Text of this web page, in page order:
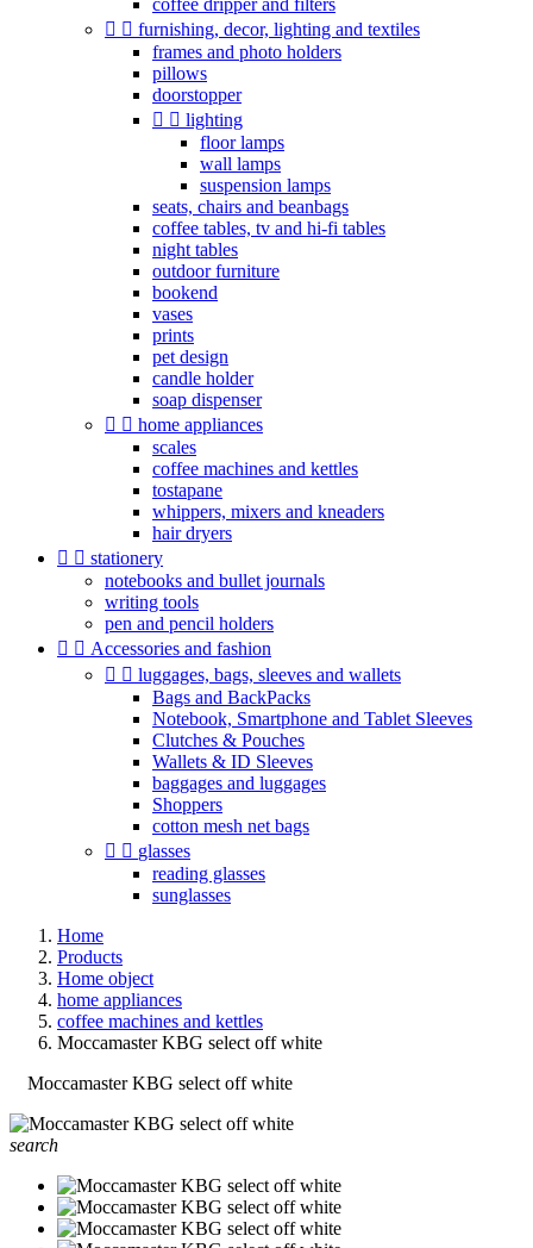
coffee dripper and filters
  furnishing, decor, lighting and textiles
frames and photo holders
pillows
doorstopper
  lighting
floor lamps
wall lamps
suspension lamps
seats, chairs and beanbags
coffee tables, tv and hi-fi tables
night tables
outdoor furniture
bookend
vases
prints
pet design
candle holder
soap dispenser
  home appliances
scales
coffee machines and kettles
tostapane
whippers, mixers and kneaders
hair dryers
  stationery
notebooks and bullet journals
writing tools
pen and pencil holders
  Accessories and fashion
  luggages, bags, sleeves and wallets
Bags and BackPacks
Notebook, Smartphone and Tablet Sleeves
Clutches & Pouches
Wallets & ID Sleeves
baggages and luggages
Shoppers
cotton mesh net bags
  glasses
reading glasses
sunglasses
Home
Products
Home object
home appliances
coffee machines and kettles
Moccamaster KBG select off white
Moccamaster KBG select off white
search